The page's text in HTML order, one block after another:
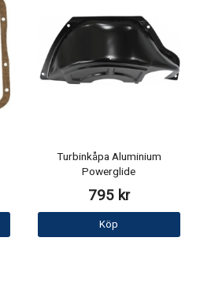
Turbinkåpa Aluminium
Powerglide
795 kr
Köp